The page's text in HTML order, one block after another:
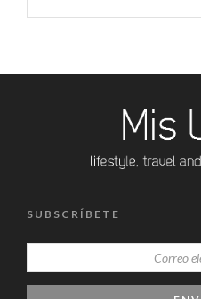
SUBSCRÍBETE